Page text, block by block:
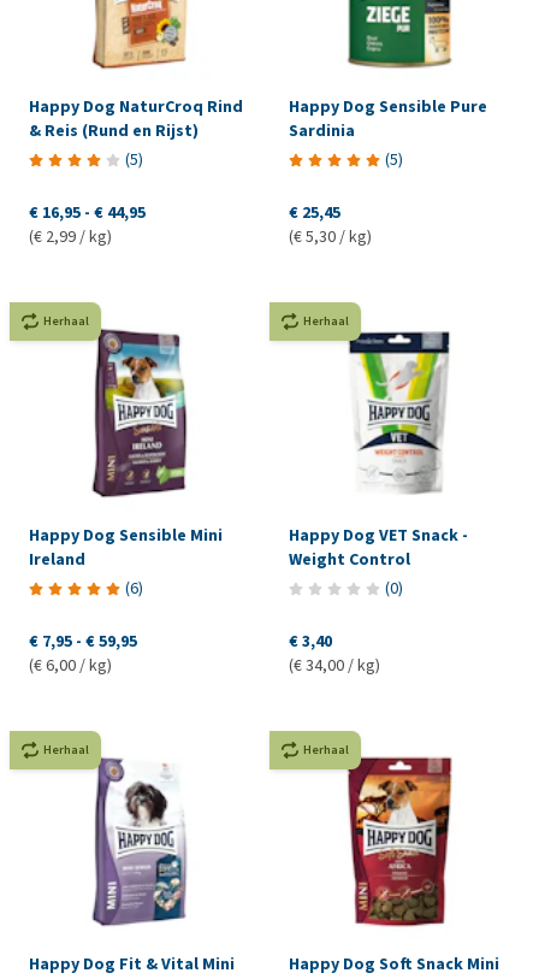
Happy Dog NaturCroq Rind
& Reis (Rund en Rijst)
(5)
€ 16,95 - € 44,95
(€ 2,99 / kg)
Happy Dog Sensible Pure
Sardinia
(5)
€ 25,45
(€ 5,30 / kg)
Herhaal
Happy Dog Sensible Mini
Ireland
(6)
€ 7,95 - € 59,95
(€ 6,00 / kg)
Herhaal
Happy Dog VET Snack -
Weight Control
(0)
€ 3,40
(€ 34,00 / kg)
Herhaal
Happy Dog Fit & Vital Mini
Herhaal
Happy Dog Soft Snack Mini